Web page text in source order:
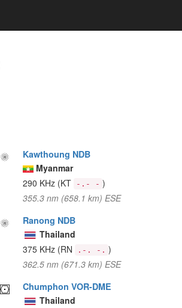
Kawthoung NDB
Myanmar
290 KHz (KT -.- - )
355.3 nm (658.1 km) ESE
Ranong NDB
Thailand
375 KHz (RN .-. -. )
362.5 nm (671.3 km) ESE
Chumphon VOR-DME
Thailand